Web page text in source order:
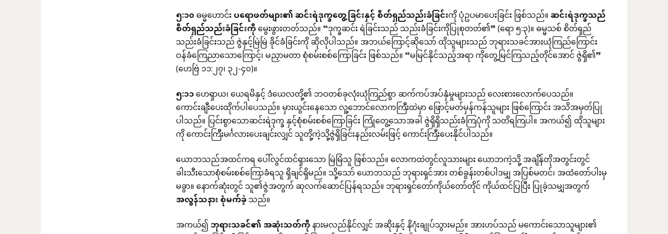
၅:၁၀ဓမ္မဟောင်းပရောဖတ်များ၏ဆင်းရဲဒုက္ခတွေ့ခြင်းနှင့်စိတ်ရှည်သည်းခံခြင်းကို ပုံဥပမာပေးခြင်း ဖြစ်သည်။ဆင်းရဲဒုက္ခသည်
စိတ်ရှည်သည်းခံခြင်းကိုမွေးဖွားတတ်သည်။ “ဒုက္ခဆင်း ရဲခြင်းသည် သည်းခံခြင်းကိုပြုစုတတ်၏” (ရော ၅:၃)။ ဓမ္မသစ် စိတ်ရှည်
သည်းခံခြင်းသည် ဇွဲနှင့်မြဲမြဲ ခိုင်ခံခြင်းကို ဆိုလိုပါသည်။ အဘယ်ကြောင့်ဆိုသော် ထိုသူများသည် ဘုရားသခင်အားယုံကြည်ကြောင်း
ဝန်ခံကြေညာသောကြောင့်၊ မညှာမတာ စုံစမ်းစစ်ကြောခြင်း ဖြစ်သည်။ “မမြင်နိုင်သည့်အရာ ကိုတွေ့မြင်ကြသည့်တိုင်အောင် ဇွဲရှိ၏”
(ဟေဗြဲ ၁၁:၂၇၊ ၃၂-၄၀)။
၅:၁၁ဟေရှာယ၊ ယေရမိနှင့် ဒံယေလတို့၏ ဘဝတစ်ခုလုံးယုံကြည်စွာ ဆက်ကပ်အပ်နှံမှုများသည် လေးစားလောက်ပေသည်။
ကောင်းချီးပေးထိုက်ပါပေသည်။ မှားယွင်းနေသော လူ့ဘောင်လောကကြီးထဲမှာ ဖြောင့်မတ်မှန်ကန်သူများ ဖြစ်ကြောင်း အသိအမှတ်ပြု
ပါသည်။ ပြင်းစွာသောဆင်းရဲဒုက္ခ နှင့်စုံစမ်းစစ်ကြောခြင်း ကြုံတွေ့သောအခါ ဇွဲရှိရှိသည်းခံကြပုံကို သတိရကြပါ။ အကယ်၍ ထိုသူများ
ကို ကောင်းကြီးမင်္ဂလားပေးချင်းလျှင် သူတို့ကဲ့သို့ဇွဲရှိခြင်းနည်းလမ်းဖြင့် ကောင်းကြီးပေးနိုင်ပါသည်။
ယောဘသည်အထင်ကရ ပေါ်လွင်ထင်ရှားသော မြဲမြံသူ ဖြစ်သည်။ လောကထဲတွင်လူသားများ ယောဘကဲ့သို့ အချိန်တိုအတွင်းတွင်
ခါးသီးသောစုံစမ်းစစ်ကြောခံရသူ ရှိချင်ရှိမည်။ သို့သော် ယောဘသည် ဘုရားရှင်အား တစ်ခွန်းတစ်ပါဒမျှ အပြစ်မတင်၊ အထံတော်ပါးမှ
မခွာ။ နောက်ဆုံးတွင် သူ၏ဇွဲအတွက် ဆုလက်ဆောင်ပြန်ရသည်။ ဘုရားရှင်တော်ကိုယ်တော်တိုင် ကိုယ်ထင်ပြပြီး ပြုခဲ့သမျှအတွက်
အလွန်သနားစုံမက်ခဲ့သည်။
အကယ်၍ဘုရားသခင်၏အဆုံးသတ်ကိုနားမလည်နိုင်လျှင် အဆိုးနှင့် နိဂုံးချုပ်သွားမည်။ အားဟပ်သည် မကောင်းသောသူများ၏